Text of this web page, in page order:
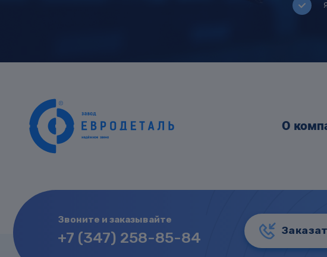
О
Звоните и заказывайте
+7 (347) 258-85-84